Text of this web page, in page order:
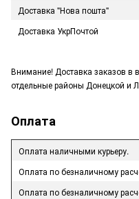
Доставка "Нова пошта"
Доставка УкрПочтой
Внимание! Доставка заказов в
отдельные районы Донецкой и
Оплата
Оплата наличными курьеру.
Оплата по безналичному
Оплата по безналичному